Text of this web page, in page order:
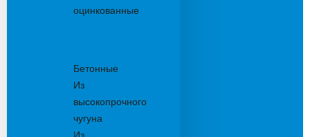
оцинкованные
Бетонные
Из
высокопрочного
чугуна